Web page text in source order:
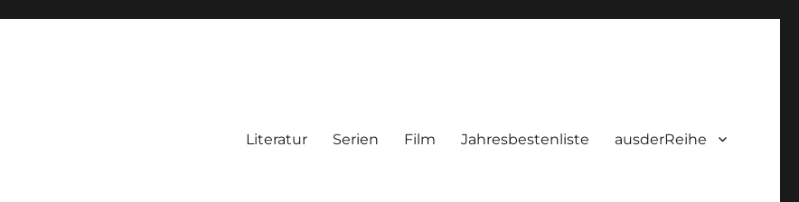
Literatur Serien Film Jahresbestenliste ausderReihe